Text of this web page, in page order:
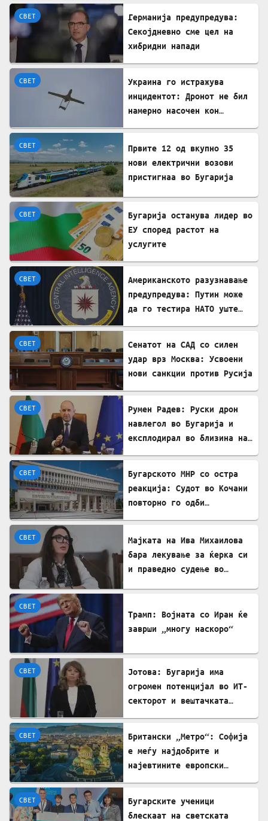
СВЕТ
Германија предупредува:
Секојдневно сме цел на
хибридни напади
СВЕТ
Украина го истражува
инцидентот: Дронот не бил
намерно насочен кон
СВЕТ
Првите 12 од вкупно 35
нови електрични возови
пристигнаа во Бугарија
СВЕТ
Бугарија останува лидер во
ЕУ според растот на
услугите
СВЕТ
Американското разузнавање
предупредува: Путин може
да го тестира НАТО уште
СВЕТ
Сенатот на САД со силен
удар врз Москва: Усвоени
нови санкции против Русија
СВЕТ
Румен Радев: Руски дрон
навлегол во Бугарија и
експлодирал во близина на
СВЕТ
Бугарското МНР со остра
реакција: Судот во Кочани
повторно го одби
СВЕТ
Мајката на Ива Михаилова
бара лекување за ќерка си
и праведно судење во
СВЕТ
Трамп: Војната со Иран ќе
заврши „многу наскоро“
СВЕТ
Јотова: Бугарија има
огромен потенцијал во ИТ-
секторот и вештачката
СВЕТ
Британски „Метро“: Софија
е меѓу најдобрите и
најевтините европски
СВЕТ
Бугарските ученици
блескаат на светската